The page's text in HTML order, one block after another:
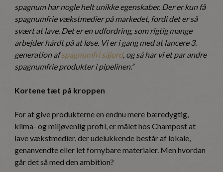
spagnum har nogle helt unikke egenskaber. Der er kun få
spagnumfrie vækstmedier på markedet, fordi det er så
svært at lave. Det er en udfordring, som rigtig mange
arbejder hårdt på at løse. Vi er i gang med at lancere 3.
generation afspagnumfri såjord, og så har vi et par andre
spagnumfrie produkter i pipelinen.”
Kortene tæt på kroppen
For at give produkterne en endnu mere bæredygtig,
klima- og miljøvenlig profil, er målet hos Champost at
lave vækstmedier, der udelukkende består af lokale,
genanvendte eller let fornybare materialer. Men hvordan
går det så med den ambition?